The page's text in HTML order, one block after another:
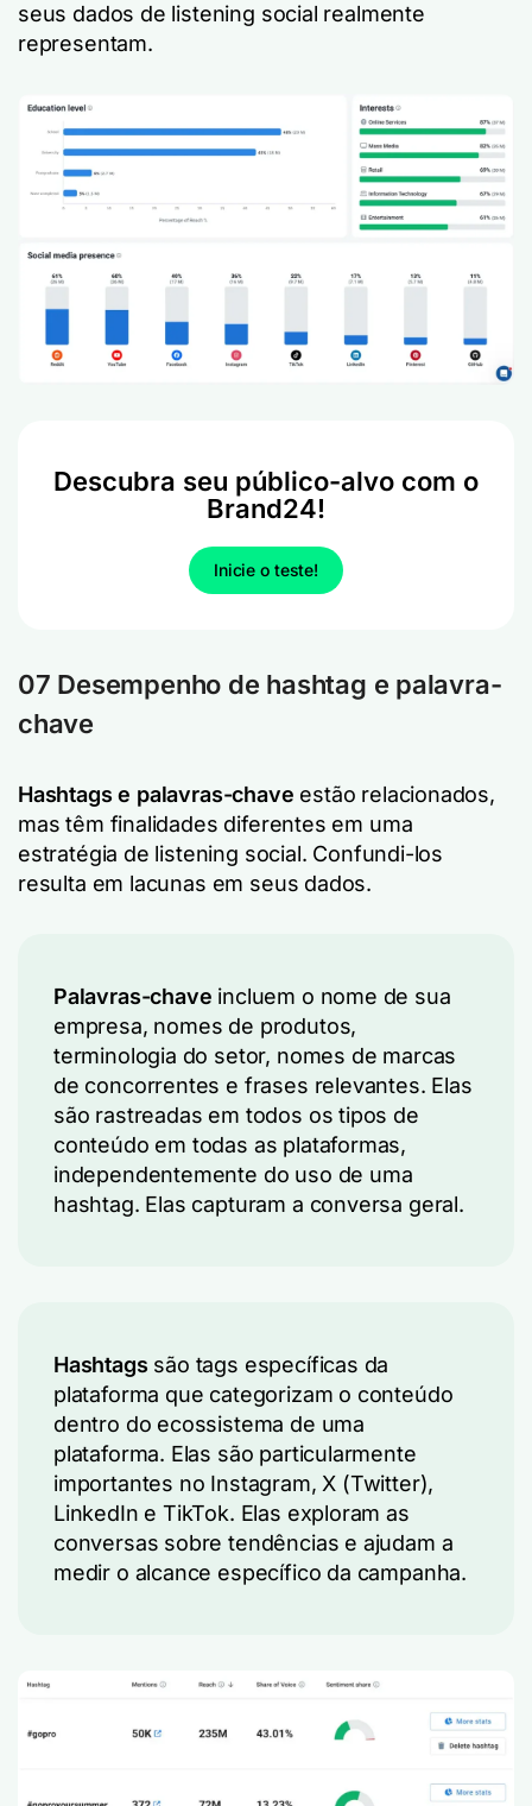
seus dados de listening social realmente
representam.
Descubra seu público-alvo com o
Brand24!
Inicie o teste!
07 Desempenho de hashtag e palavra-
chave
Hashtags e palavras-chave estão relacionados,
mas têm finalidades diferentes em uma
estratégia de listening social. Confundi-los
resulta em lacunas em seus dados.
Palavras-chave incluem o nome de sua
empresa, nomes de produtos,
terminologia do setor, nomes de marcas
de concorrentes e frases relevantes. Elas
são rastreadas em todos os tipos de
conteúdo em todas as plataformas,
independentemente do uso de uma
hashtag. Elas capturam a conversa geral.
Hashtags são tags específicas da
plataforma que categorizam o conteúdo
dentro do ecossistema de uma
plataforma. Elas são particularmente
importantes no Instagram, X (Twitter),
LinkedIn e TikTok. Elas exploram as
conversas sobre tendências e ajudam a
medir o alcance específico da campanha.